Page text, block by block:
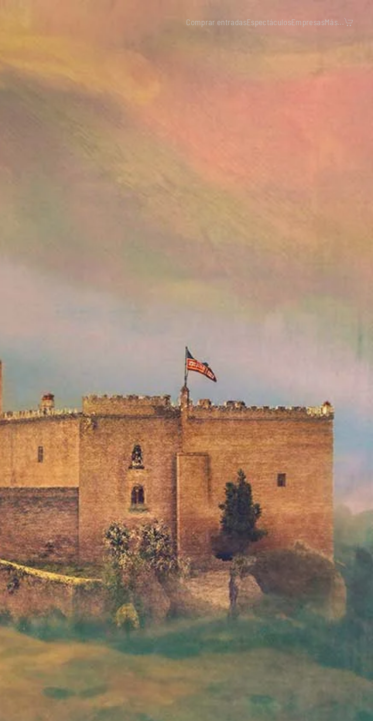
Comprar entradasEspectáculosEmpresasMás...